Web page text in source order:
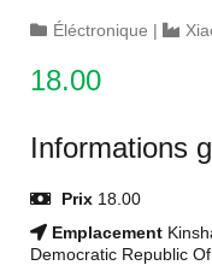
Éléctronique |
18.00
Informations
Prix 18.00
Emplacement
Democratic Republic